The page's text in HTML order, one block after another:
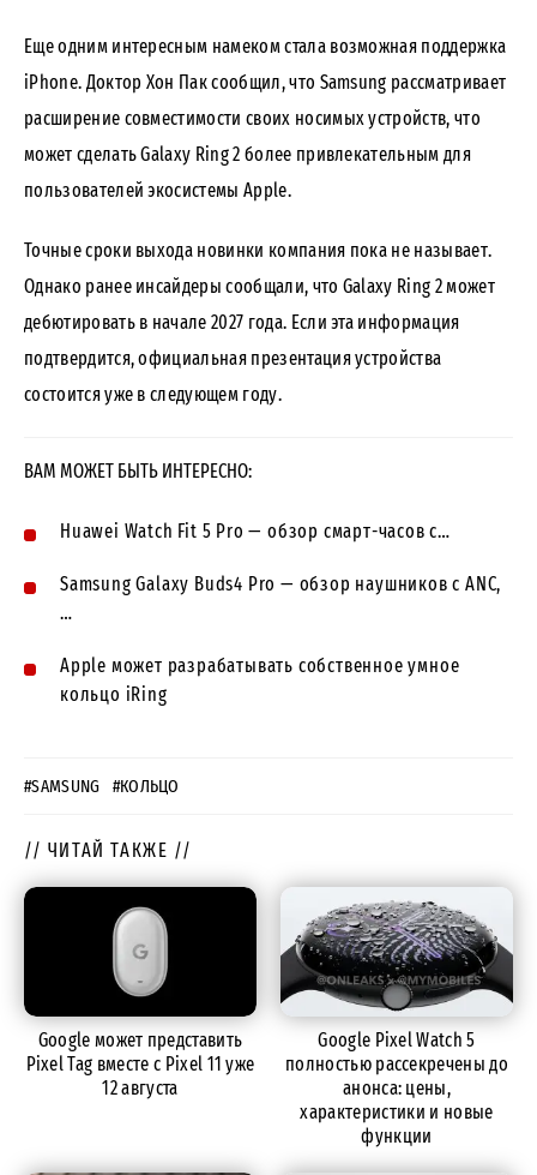
Еще одним интересным намеком стала возможная поддержка
iPhone. Доктор Хон Пак сообщил, что Samsung рассматривает
расширение совместимости своих носимых устройств, что
может сделать Galaxy Ring 2 более привлекательным для
пользователей экосистемы Apple.
Точные сроки выхода новинки компания пока не называет.
Однако ранее инсайдеры сообщали, что Galaxy Ring 2 может
дебютировать в начале 2027 года. Если эта информация
подтвердится, официальная презентация устройства
состоится уже в следующем году.
ВАМ МОЖЕТ БЫТЬ ИНТЕРЕСНО:
Huawei Watch Fit 5 Pro — обзор смарт-часов с…
Samsung Galaxy Buds4 Pro — обзор наушников с ANC,
…
Apple может разрабатывать собственное умное
кольцо iRing
#SAMSUNG #КОЛЬЦО
// ЧИТАЙ ТАКЖЕ //
Google может представить
Pixel Tag вместе с Pixel 11 уже
12 августа
Google Pixel Watch 5
полностью рассекречены до
анонса: цены,
характеристики и новые
функции